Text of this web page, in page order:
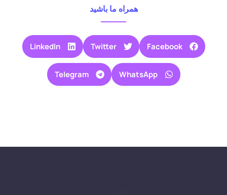
همراه ما باشید
Facebook
Twitter
LinkedIn
WhatsApp
Telegram